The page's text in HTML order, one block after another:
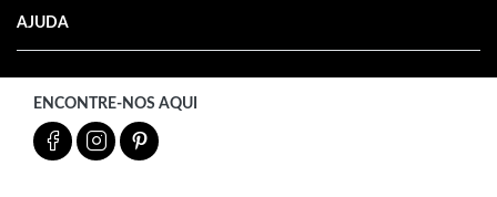
AJUDA
ENCONTRE-NOS AQUI